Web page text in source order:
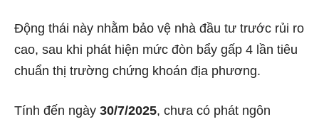
Động thái này nhằm bảo vệ nhà đầu tư trước rủi ro
cao, sau khi phát hiện mức đòn bẩy gấp 4 lần tiêu
chuẩn thị trường chứng khoán địa phương.
Tính đến ngày 30/7/2025, chưa có phát ngôn